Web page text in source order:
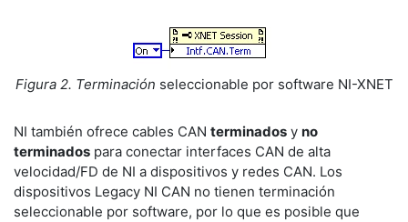
Figura 2. Terminación seleccionable por software NI-XNET
NI también ofrece cables CAN terminados y no
terminados para conectar interfaces CAN de alta
velocidad/FD de NI a dispositivos y redes CAN. Los
dispositivos Legacy NI CAN no tienen terminación
seleccionable por software, por lo que es posible que